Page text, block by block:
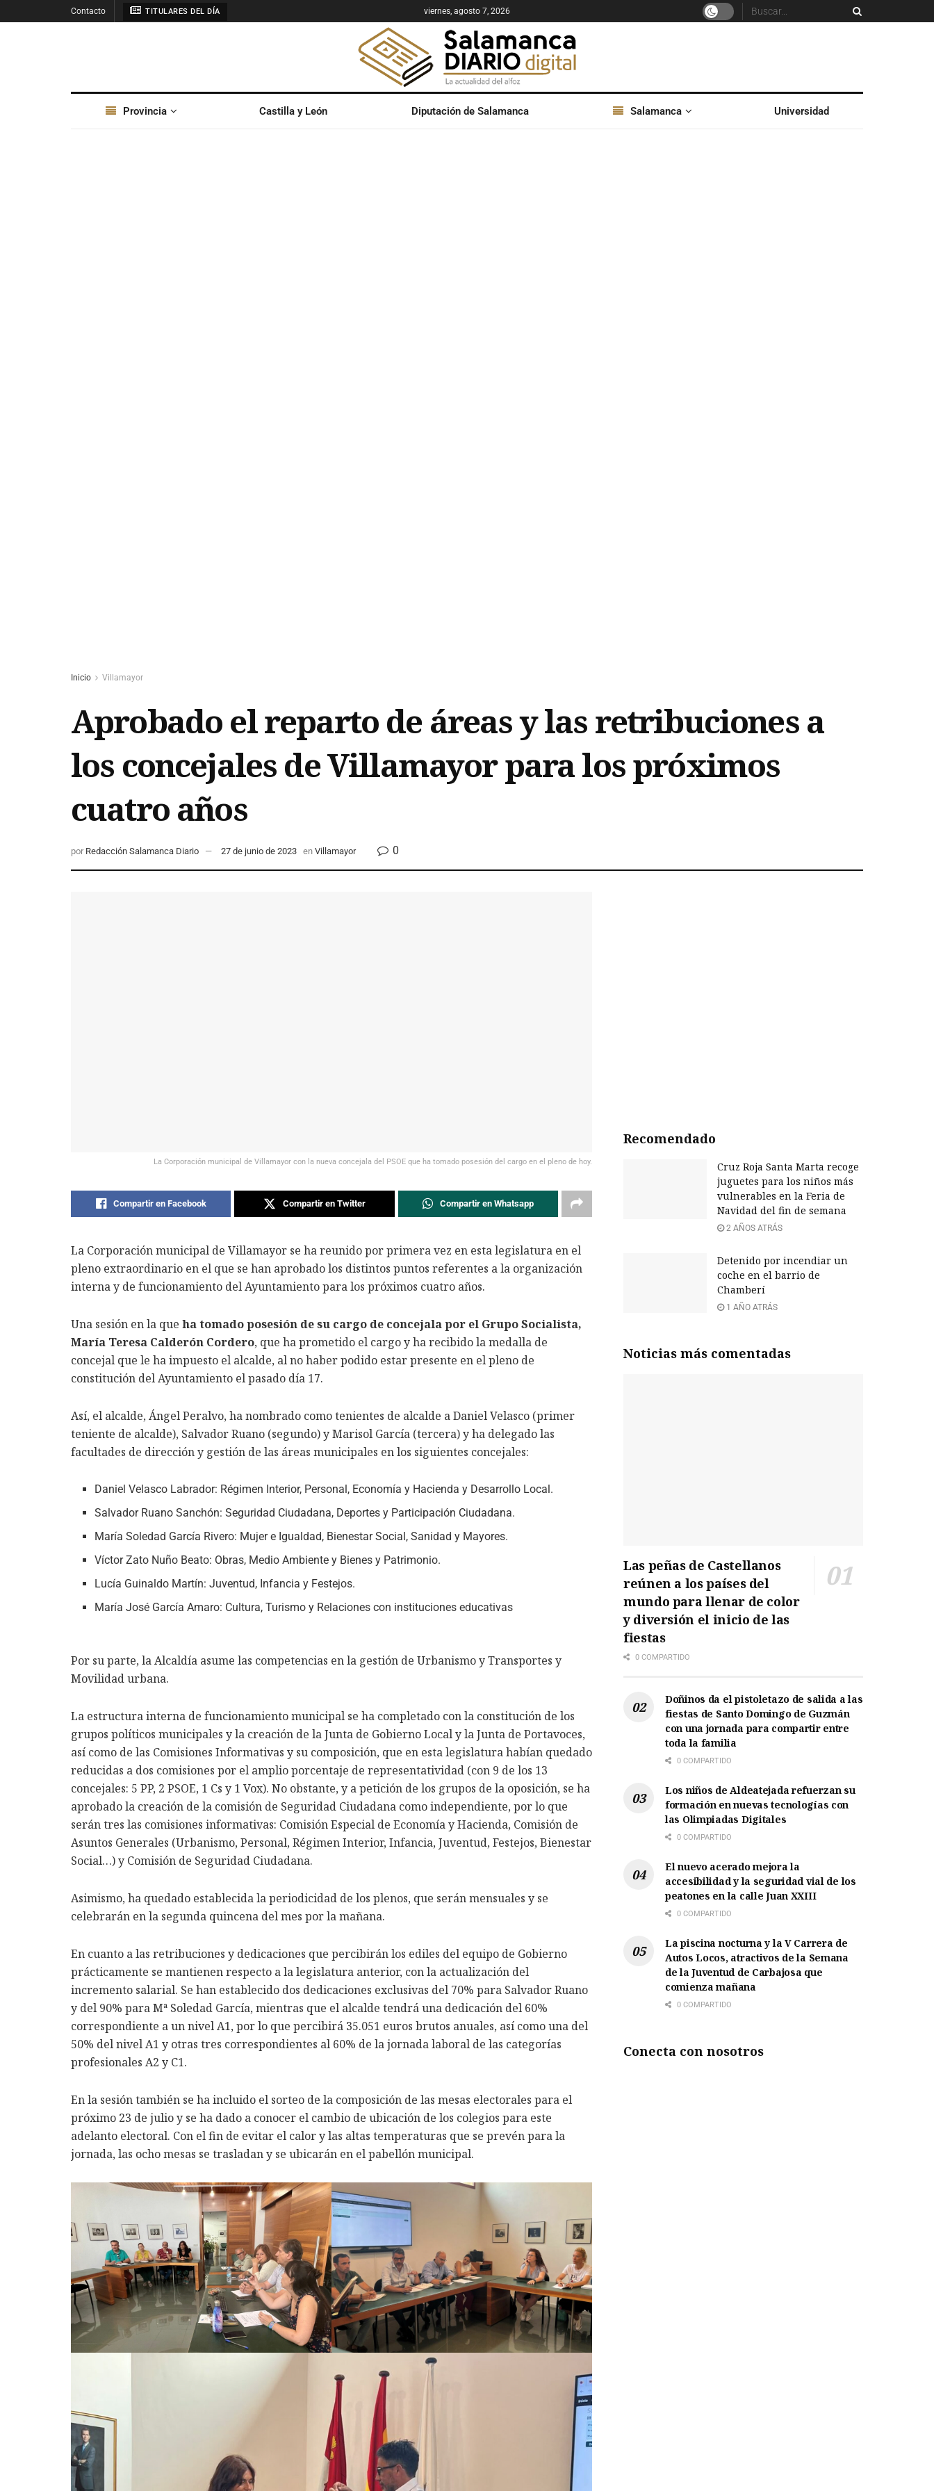
Contacto TITULARES DEL DÍA viernes, agosto 7, 2026
Provincia Castilla y León Diputación de Salamanca Salamanca Universidad
Inicio Villamayor
Aprobado el reparto de áreas y las retribuciones a
los concejales de Villamayor para los próximos
cuatro años
por Redacción Salamanca Diario 27 de junio de 2023 en Villamayor 0
La Corporación municipal de Villamayor con la nueva concejala del PSOE que ha tomado posesión del cargo en el pleno de hoy.
Compartir en Facebook Compartir en Twitter Compartir en Whatsapp
La Corporación municipal de Villamayor se ha reunido por primera vez en esta legislatura en el
pleno extraordinario en el que se han aprobado los distintos puntos referentes a la organización
interna y de funcionamiento del Ayuntamiento para los próximos cuatro años.
Una sesión en la que ha tomado posesión de su cargo de concejala por el Grupo Socialista,
María Teresa Calderón Cordero, que ha prometido el cargo y ha recibido la medalla de
concejal que le ha impuesto el alcalde, al no haber podido estar presente en el pleno de
constitución del Ayuntamiento el pasado día 17.
Así, el alcalde, Ángel Peralvo, ha nombrado como tenientes de alcalde a Daniel Velasco (primer
teniente de alcalde), Salvador Ruano (segundo) y Marisol García (tercera) y ha delegado las
facultades de dirección y gestión de las áreas municipales en los siguientes concejales:
Daniel Velasco Labrador: Régimen Interior, Personal, Economía y Hacienda y Desarrollo Local.
Salvador Ruano Sanchón: Seguridad Ciudadana, Deportes y Participación Ciudadana.
María Soledad García Rivero: Mujer e Igualdad, Bienestar Social, Sanidad y Mayores.
Víctor Zato Nuño Beato: Obras, Medio Ambiente y Bienes y Patrimonio.
Lucía Guinaldo Martín: Juventud, Infancia y Festejos.
María José García Amaro: Cultura, Turismo y Relaciones con instituciones educativas
Por su parte, la Alcaldía asume las competencias en la gestión de Urbanismo y Transportes y
Movilidad urbana.
La estructura interna de funcionamiento municipal se ha completado con la constitución de los
grupos políticos municipales y la creación de la Junta de Gobierno Local y la Junta de Portavoces,
así como de las Comisiones Informativas y su composición, que en esta legislatura habían quedado
reducidas a dos comisiones por el amplio porcentaje de representatividad (con 9 de los 13
concejales: 5 PP, 2 PSOE, 1 Cs y 1 Vox). No obstante, y a petición de los grupos de la oposición, se ha
aprobado la creación de la comisión de Seguridad Ciudadana como independiente, por lo que
serán tres las comisiones informativas: Comisión Especial de Economía y Hacienda, Comisión de
Asuntos Generales (Urbanismo, Personal, Régimen Interior, Infancia, Juventud, Festejos, Bienestar
Social…) y Comisión de Seguridad Ciudadana.
Asimismo, ha quedado establecida la periodicidad de los plenos, que serán mensuales y se
celebrarán en la segunda quincena del mes por la mañana.
En cuanto a las retribuciones y dedicaciones que percibirán los ediles del equipo de Gobierno
prácticamente se mantienen respecto a la legislatura anterior, con la actualización del
incremento salarial. Se han establecido dos dedicaciones exclusivas del 70% para Salvador Ruano
y del 90% para Mª Soledad García, mientras que el alcalde tendrá una dedicación del 60%
correspondiente a un nivel A1, por lo que percibirá 35.051 euros brutos anuales, así como una del
50% del nivel A1 y otras tres correspondientes al 60% de la jornada laboral de las categorías
profesionales A2 y C1.
En la sesión también se ha incluido el sorteo de la composición de las mesas electorales para el
próximo 23 de julio y se ha dado a conocer el cambio de ubicación de los colegios para este
adelanto electoral. Con el fin de evitar el calor y las altas temperaturas que se prevén para la
jornada, las ocho mesas se trasladan y se ubicarán en el pabellón municipal.
Recomendado
Cruz Roja Santa Marta recoge
juguetes para los niños más
vulnerables en la Feria de
Navidad del fin de semana
2 AÑOS ATRÁS
Detenido por incendiar un
coche en el barrio de
Chamberí
1 AÑO ATRÁS
Noticias más comentadas
Las peñas de Castellanos
reúnen a los países del
mundo para llenar de color
y diversión el inicio de las
fiestas
0 COMPARTIDO
Doñinos da el pistoletazo de salida a las
fiestas de Santo Domingo de Guzmán
con una jornada para compartir entre
toda la familia
0 COMPARTIDO
Los niños de Aldeatejada refuerzan su
formación en nuevas tecnologías con
las Olimpiadas Digitales
0 COMPARTIDO
El nuevo acerado mejora la
accesibilidad y la seguridad vial de los
peatones en la calle Juan XXIII
0 COMPARTIDO
La piscina nocturna y la V Carrera de
Autos Locos, atractivos de la Semana
de la Juventud de Carbajosa que
comienza mañana
0 COMPARTIDO
Conecta con nosotros